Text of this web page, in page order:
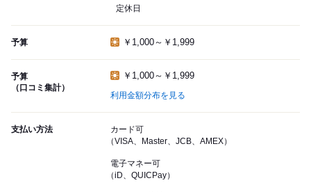
定休日
予算 ￥1,000～￥1,999
予算
（口コミ集計）
￥1,000～￥1,999
利用金額分布を見る
支払い方法
カード可
（VISA、Master、JCB、AMEX）
電子マネー可
（iD、QUICPay）